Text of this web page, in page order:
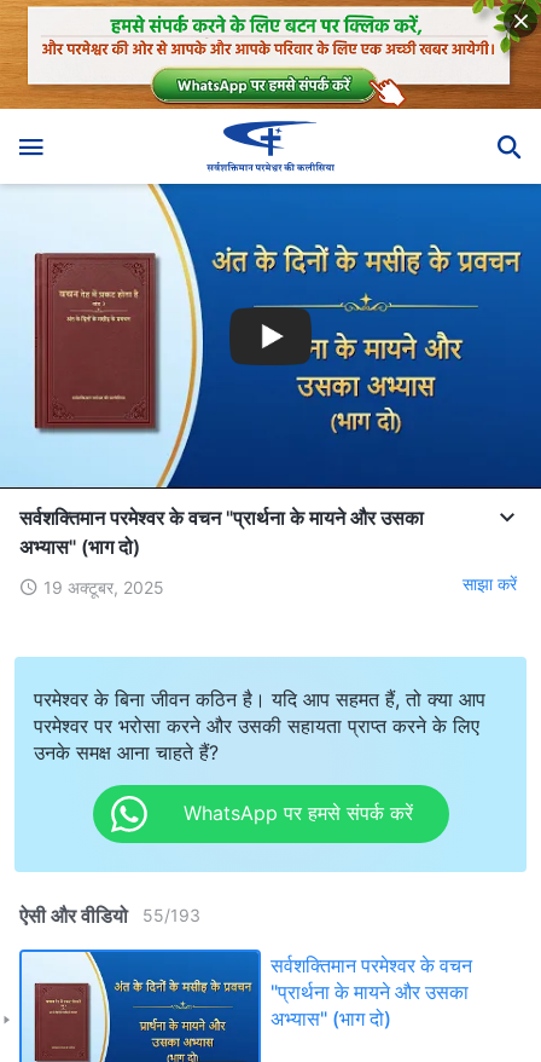
सर्वशक्तिमान परमेश्वर के वचन "प्रार्थना के मायने और उसका
अभ्यास" (भाग दो)
19 अक्टूबर, 2025 साझा करें
परमेश्वर के बिना जीवन कठिन है। यदि आप सहमत हैं, तो क्या आप
परमेश्वर पर भरोसा करने और उसकी सहायता प्राप्त करने के लिए
उनके समक्ष आना चाहते हैं?
WhatsApp पर हमसे संपर्क करें
ऐसी और वीडियो 55/193
सर्वशक्तिमान परमेश्वर के वचन
"प्रार्थना के मायने और उसका
अभ्यास" (भाग दो)